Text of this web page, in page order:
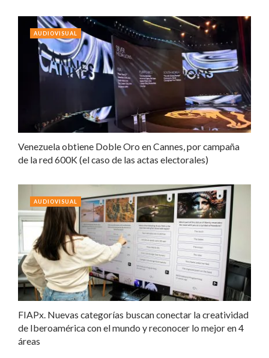
Venezuela obtiene Doble Oro en Cannes, por campaña
de la red 600K (el caso de las actas electorales)
AUDIOVISUAL
FIAPx. Nuevas categorías buscan conectar la creatividad
de Iberoamérica con el mundo y reconocer lo mejor en 4
áreas
AUDIOVISUAL